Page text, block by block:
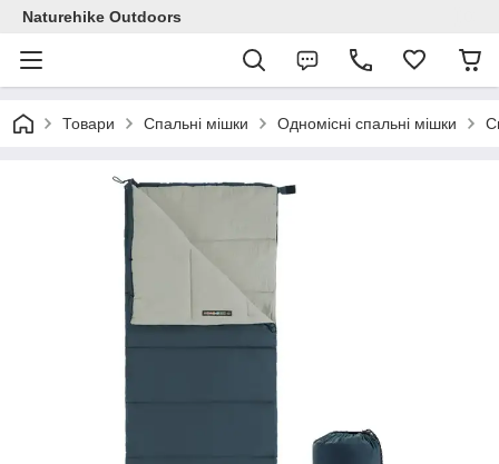
Naturehike Outdoors
Товари Спальні мішки Одномісні спальні мішки